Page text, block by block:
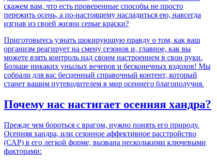
скажем вам, что есть проверенные способы не просто
пережить осень, а по-настоящему насладиться ею, навсегда
изгнав из своей жизни серые краски?
Приготовьтесь узнать шокирующую правду о том, как ваш
организм реагирует на смену сезонов и, главное, как вы
можете взять контроль над своим настроением в свои руки.
Больше никаких унылых вечеров и бесконечных вздохов! Мы
собрали для вас бесценный справочный контент, который
станет вашим путеводителем в мир осеннего благополучия.
Почему нас настигает осенняя хандра?
Прежде чем бороться с врагом, нужно понять его природу.
Осенняя хандра, или сезонное аффективное расстройство
(САР) в его легкой форме, вызвана несколькими ключевыми
факторами: